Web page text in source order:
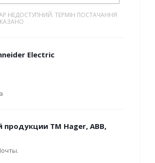
НЕДОСТУПНИЙ. ТЕРМІН ПОСТАЧАННЯ
Electric
продукции ТМ Hager, ABB,